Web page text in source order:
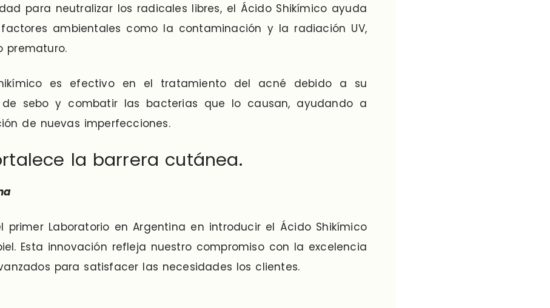
para neutralizar los radicales libres, el Ácido Shikímico ayuda
ambientales como la contaminación y la radiación UV,
prematuro.
es efectivo en el tratamiento del acné debido a su
sebo y combatir las bacterias que lo causan, ayudando a
de nuevas imperfecciones.
la barrera cutánea.
primer Laboratorio en Argentina en introducir el Ácido Shikímico
Esta innovación refleja nuestro compromiso con la excelencia
para satisfacer las necesidades los clientes.